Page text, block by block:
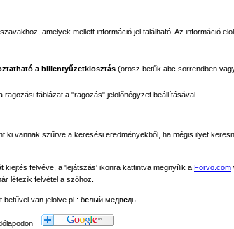
amelyek mellett információ jel található. Az információ
a billentyűzetkiosztás (orosz betűk abc sorrendben
táblázat a "ragozás" jelölőnégyzet beállításával.
ki vannak szűrve a keresési eredményekből, ha mégis ilyet
felvéve, a 'lejátszás' ikonra kattintva megnyílik a Forvo.com
létezik felvétel a szóhoz.
betűvel van jelölve pl.: белый медведь